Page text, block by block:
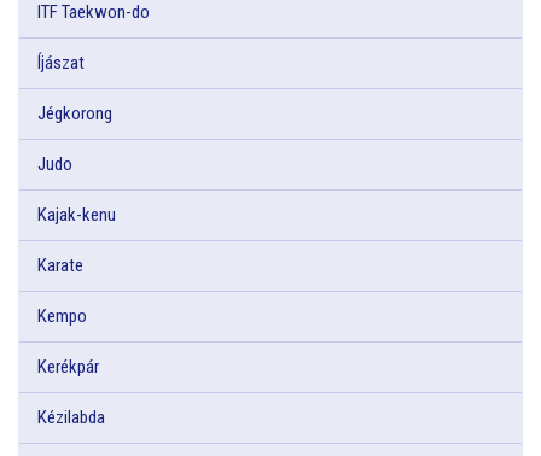
ITF Taekwon-do
Íjászat
Jégkorong
Judo
Kajak-kenu
Karate
Kempo
Kerékpár
Kézilabda